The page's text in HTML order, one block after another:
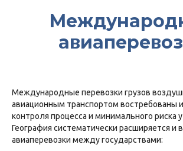
Международные перевозки грузов
авиационным транспортом востребованы
контроля процесса и минимального риска
География систематически расширяется и
авиаперевозки между государствами: